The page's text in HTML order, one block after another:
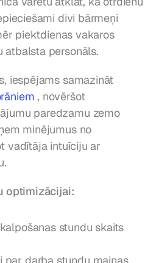
divi bārmeņi
piektdienas vakaros
atbalsta personāls.
, novēršot
paredzamu zemo
minējumus no
vadītāja intuīciju ar
optimizācijai:
stundu skaits
par darba stundu maiņas